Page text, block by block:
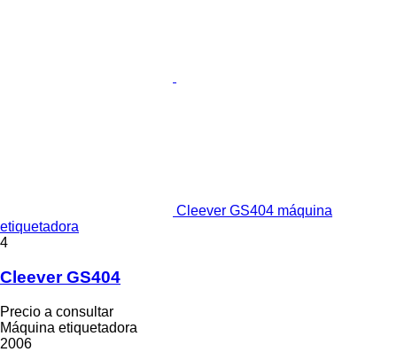
Cleever GS404 máquina
etiquetadora
4
Cleever GS404
Precio a consultar
Máquina etiquetadora
2006